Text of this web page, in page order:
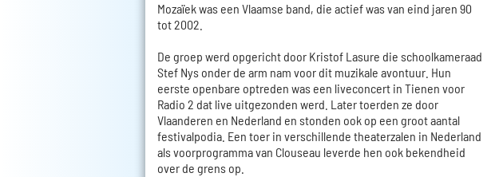
Mozaïek was een Vlaamse band, die actief was van eind jaren 90
tot 2002.
De groep werd opgericht door Kristof Lasure die schoolkameraad
Stef Nys onder de arm nam voor dit muzikale avontuur. Hun
eerste openbare optreden was een liveconcert in Tienen voor
Radio 2 dat live uitgezonden werd. Later toerden ze door
Vlaanderen en Nederland en stonden ook op een groot aantal
festivalpodia. Een toer in verschillende theaterzalen in Nederland
als voorprogramma van Clouseau leverde hen ook bekendheid
over de grens op.